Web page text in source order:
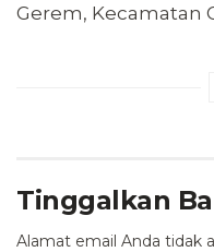
Gerem, Kecamatan
Tinggalkan
Alamat email Anda tidak